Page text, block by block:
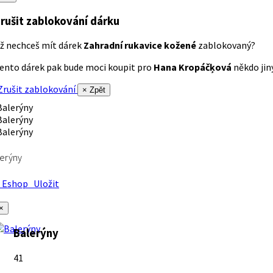
zablokování dárku
nechceš mít dárek Zahradní rukavice kožené zablokovaný?
dárek pak bude moci koupit pro Hana Kropáčķová někdo
zablokování
× Zpět
Uložit
Balerýny
41